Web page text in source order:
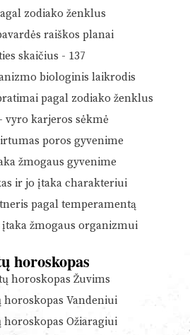
zodiako ženklus
raiškos planai
skaičius - 137
biologinis laikrodis
pagal zodiako ženklus
vyro karjeros sėkmė
poros gyvenime
žmogaus gyvenime
ir jo įtaka charakteriui
pagal temperamentą
žmogaus organizmui
horoskopas
horoskopas Žuvims
horoskopas Vandeniui
horoskopas Ožiaragiui